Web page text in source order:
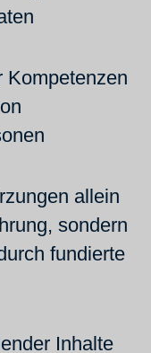
Kompetenzen
allein
sondern
fundierte
Inhalte